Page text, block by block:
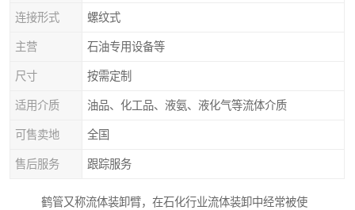
连接形式 螺纹式
主营 石油专用设备等
尺寸 按需定制
适用介质 油品、化工品、液氨、液化气等流体介质
可售卖地 全国
售后服务 跟踪服务
鹤管又称流体装卸臂，在石化行业流体装卸中经常被使